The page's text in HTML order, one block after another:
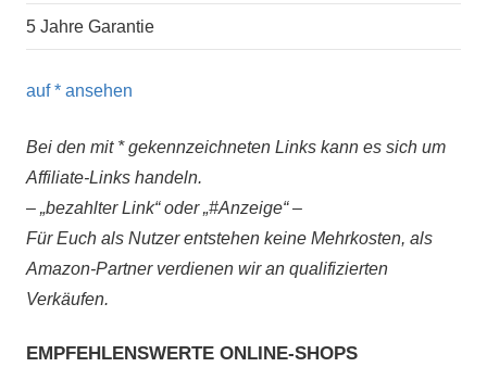
5 Jahre Garantie
auf* ansehen
Bei den mit * gekennzeichneten Links kann es sich um
Affiliate-Links handeln.
– „bezahlter Link“ oder „#Anzeige“ –
Für Euch als Nutzer entstehen keine Mehrkosten, als
Amazon-Partner verdienen wir an qualifizierten
Verkäufen.
EMPFEHLENSWERTE ONLINE-SHOPS